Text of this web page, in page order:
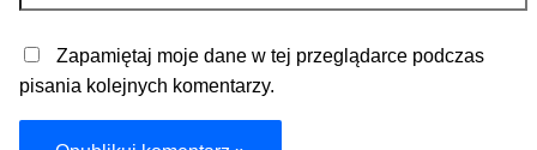
mail*
Zapamiętaj moje dane w tej przeglądarce podczas
pisania kolejnych komentarzy.